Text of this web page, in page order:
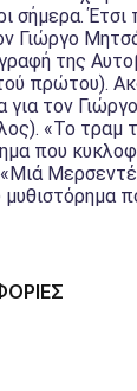
σήμερα. Έτσι
Γιώργο
της
πρώτου).
τον
«Το τραμ
που
μυθιστόρημα